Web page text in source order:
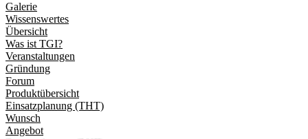
Galerie
Wissenswertes
Übersicht
Was ist TGI?
Veranstaltungen
Gründung
Forum
Produktübersicht
Einsatzplanung (THT)
Wunsch
Angebot